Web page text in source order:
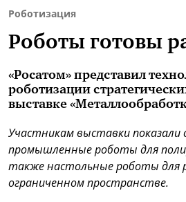
Роботизация
Роботы готовы
«Росатом» представил
роботизации
выставке
Участникам выставки показали
промышленные роботы для
также настольные роботы для
ограниченном пространстве.